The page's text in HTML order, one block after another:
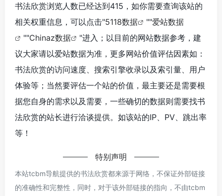
书法欣赏浏览人数已经达到415，如你需要查询该站的
相关权重信息，可以点击"5118数据 ""爱站数据
""Chinaz数据
"进入；以目前的网站数据参考，建
议大家请以爱站数据为准，更多网站价值评估因素如：
书法欣赏的访问速度、搜索引擎收录以及索引量、用户
体验等；当然要评估一个站的价值，最主要还是需要根
据您自身的需求以及需要，一些确切的数据则需要找书
法欣赏的站长进行洽谈提供。如该站的IP、PV、跳出率
等！
特别声明
本站tcbm导航提供的书法欣赏都来源于网络，不保证外部链接
的准确性和完整性，同时，对于该外部链接的指向，不由tcbm